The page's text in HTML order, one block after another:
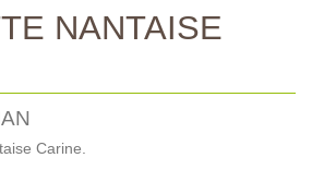
NANTAISE
Carine.